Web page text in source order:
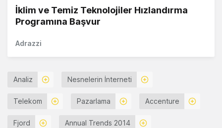
İklim ve Temiz Teknolojiler Hızlandırma
Programına Başvur
Adrazzi
Analiz Nesnelerin İnterneti
Telekom Pazarlama Accenture
Fjord Annual Trends 2014